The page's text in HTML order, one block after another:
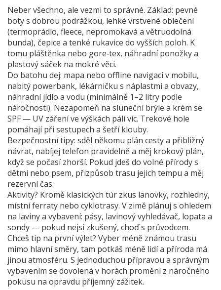
Neber všechno, ale vezmi to správné. Základ: pevné
boty s dobrou podrážkou, lehké vrstvené oblečení
(termoprádlo, fleece, nepromokavá a větruodolná
bunda), čepice a tenké rukavice do vyšších poloh. K
tomu pláštěnka nebo gore‑tex, náhradní ponožky a
plastový sáček na mokré věci.
Do batohu dej: mapa nebo offline navigaci v mobilu,
nabitý powerbank, lékárničku s náplastmi a obvazy,
náhradní jídlo a vodu (minimálně 1–2 litry podle
náročnosti). Nezapomeň na sluneční brýle a krém se
SPF — UV záření ve výškách pálí víc. Trekové hole
pomáhají při sestupech a šetří klouby.
Bezpečnostní tipy: sděl někomu plán cesty a přibližný
návrat, nabíjej telefon pravidelně a měj krokový plán,
když se počasí zhorší. Pokud jdeš do volné přírody s
dětmi nebo psem, přizpůsob trasu jejich tempu a měj
rezervní čas.
Aktivity? Kromě klasických túr zkus lanovky, rozhledny,
místní ferraty nebo cyklotrasy. V zimě plánuj s ohledem
na laviny a vybavení: pásy, lavinový vyhledávač, lopata a
sondy — pokud nejsi zkušený, choď s průvodcem.
Chceš tip na první výlet? Vyber méně známou trasu
mimo hlavní směry, tam potkáš méně lidí a příroda má
jinou atmosféru. S jednoduchou přípravou a správným
vybavením se dovolená v horách promění z náročného
pokusu na opravdu příjemný zážitek.